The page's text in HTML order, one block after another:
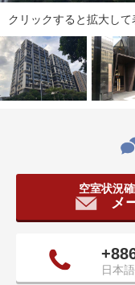
に
動
し
ま
クリックすると拡大して
空室状況
メ
日本